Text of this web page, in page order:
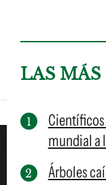
LAS
mundial a
Árboles